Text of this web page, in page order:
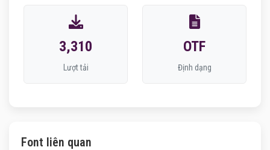
3,310
Lượt tải
OTF
Định dạng
Font liên quan